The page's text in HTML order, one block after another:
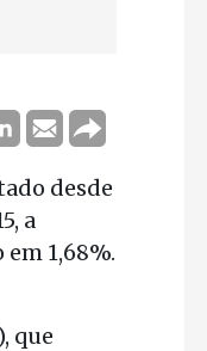
desde
a
1,68%.
que